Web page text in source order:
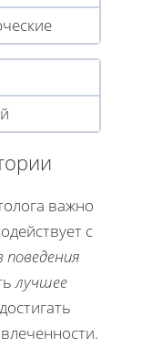
важно
с
поведения
лучшее